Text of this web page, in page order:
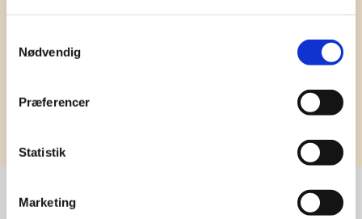
Nødvendig
Præferencer
Statistik
Marketing